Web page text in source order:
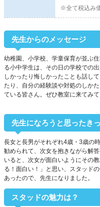
※全て税込み
先生からのメッセージ
幼稚園、小学校、学童保育が並ぶ
る小中学生は、その日の学校での
しかったり悔しかったことも話し
たり、自分の経験談や対処のしか
ている皆さん。ぜひ教室に来てみて
先生になろうと思ったき
長女と長男がそれぞれ4歳・3歳の
勧められて、次女を抱きながら解
いると、次女が面白いようにその
る！面白い！」と思い、スタッド
あったので、先生になりました。
スタッドの魅力は？